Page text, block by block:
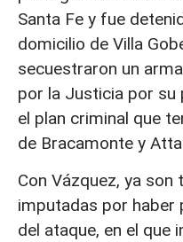
Santa Fe y fue
domicilio de Villa
secuestraron un
por la Justicia por su
el plan criminal que
de Bracamonte y
Con Vázquez, ya son
imputadas por haber
del ataque, en el que